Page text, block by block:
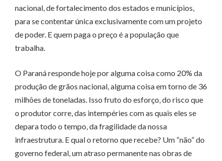
nacional, de fortalecimento dos estados e municípios,
para se contentar única exclusivamente com um projeto
de poder. E quem paga o preço é a população que
trabalha.
O Paraná responde hoje por alguma coisa como 20% da
produção de grãos nacional, alguma coisa em torno de 36
milhões de toneladas. Isso fruto do esforço, do risco que
o produtor corre, das intempéries com as quais eles se
depara todo o tempo, da fragilidade da nossa
infraestrutura. E qual o retorno que recebe? Um “não” do
governo federal, um atraso permanente nas obras de